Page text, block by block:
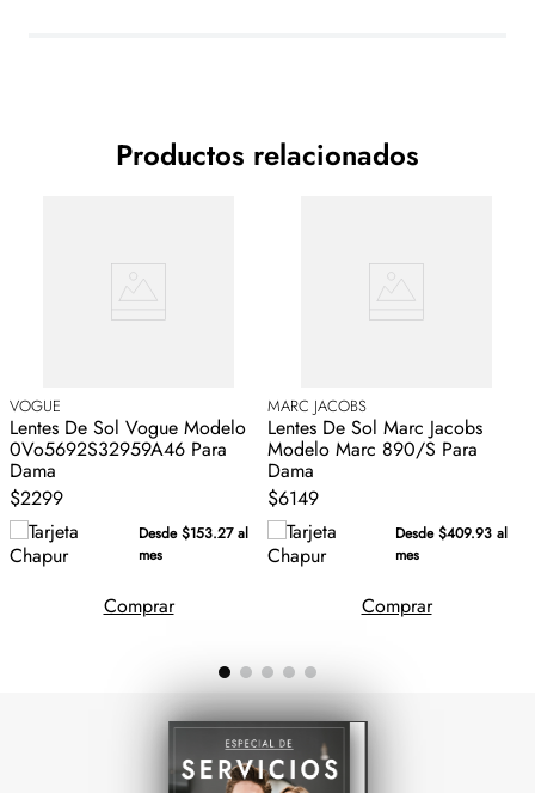
Productos relacionados
VOGUE
Lentes De Sol Vogue Modelo
0Vo5692S32959A46 Para
Dama
$2299
Desde $153.27 al
mes
Comprar
MARC JACOBS
Lentes De Sol Marc Jacobs
Modelo Marc 890/S Para
Dama
$6149
Desde $409.93 al
mes
Comprar